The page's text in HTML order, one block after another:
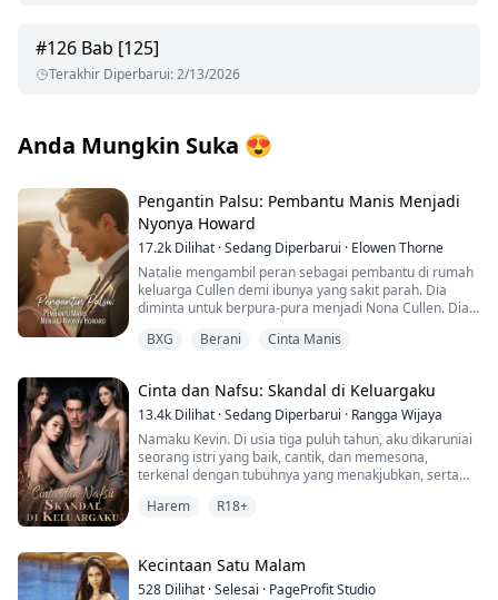
#126 Bab [125]
Terakhir Diperbarui:2/13/2026
Anda Mungkin Suka 😍
Pengantin Palsu: Pembantu Manis Menjadi
Nyonya Howard
17.2k Dilihat ·Sedang Diperbarui · Elowen Thorne
Natalie mengambil peran sebagai pembantu di rumah
keluarga Cullen demi ibunya yang sakit parah. Dia
diminta untuk berpura-pura menjadi Nona Cullen. Dia
Adrian Howard, bahkan berbagi tempat tidur
kembali ke identitas aslinya, Adrian salah mengira dia
sebagai pemburu harta. Meskipun ada kebingungan
identitas, ada percikan yang tak terbantahkan antara
Natalie dan Adrian. Pertanyaannya adalah: kapan
Adrian akan menyadari bahwa kasih sayangnya yang
tulus bukan untuk Nona Cullen yang licik, tetapi untuk
Natalie yang sebenarnya?
kesehatan, saya perlu memperlambat jadwal
pembaruan untuk cerita kesayangan kita untuk
sementara waktu. Terima kasih atas pengertian dan
BXG Berani Cinta Manis
Cinta dan Nafsu: Skandal di Keluargaku
13.4k Dilihat ·Sedang Diperbarui · Rangga Wijaya
Namaku Kevin. Di usia tiga puluh tahun, aku dikaruniai
seorang istri yang baik, cantik, dan memesona,
terkenal dengan tubuhnya yang menakjubkan, serta
berawal dari sebuah kecelakaan mobil yang merusak
hasrat, aku merasa tidak mampu mencapai ereksi.
Harem R18+
Kecintaan Satu Malam
528 Dilihat ·Selesai · PageProfit Studio